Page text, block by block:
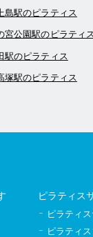
上島駅のピラティス
宮公園駅のピラティ
駅のピラティス
塚駅のピラティス
ピラティス
ピラティ
ピラティ